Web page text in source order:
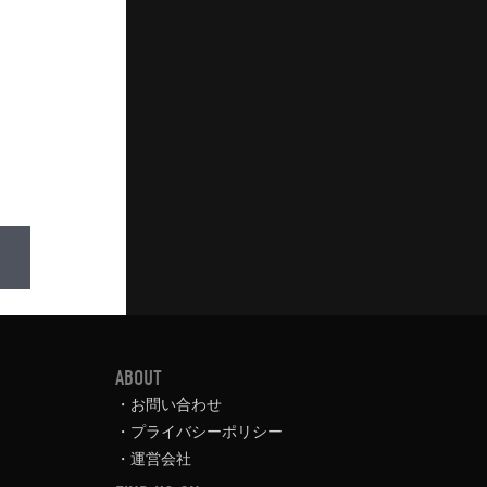
ABOUT
お問い合わせ
プライバシーポリシー
運営会社